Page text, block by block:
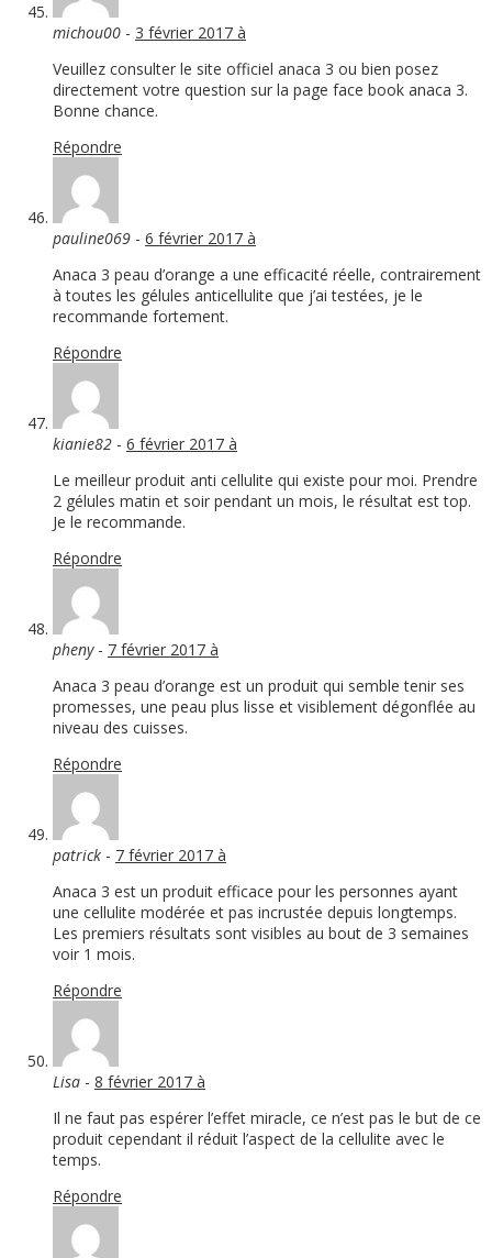
michou00 - 3 février 2017 à
Veuillez consulter le site officiel anaca 3 ou bien posez
directement votre question sur la page face book anaca 3.
Bonne chance.
Répondre
pauline069 - 6 février 2017 à
Anaca 3 peau d’orange a une efficacité réelle, contrairement
à toutes les gélules anticellulite que j’ai testées, je le
recommande fortement.
Répondre
kianie82 - 6 février 2017 à
Le meilleur produit anti cellulite qui existe pour moi. Prendre
2 gélules matin et soir pendant un mois, le résultat est top.
Je le recommande.
Répondre
pheny- 7 février 2017 à
Anaca 3 peau d’orange est un produit qui semble tenir ses
promesses, une peau plus lisse et visiblement dégonflée au
niveau des cuisses.
Répondre
patrick - 7 février 2017 à
Anaca 3 est un produit efficace pour les personnes ayant
une cellulite modérée et pas incrustée depuis longtemps.
Les premiers résultats sont visibles au bout de 3 semaines
voir 1 mois.
Répondre
Lisa - 8 février 2017 à
Il ne faut pas espérer l’effet miracle, ce n’est pas le but de ce
produit cependant il réduit l’aspect de la cellulite avec le
temps.
Répondre